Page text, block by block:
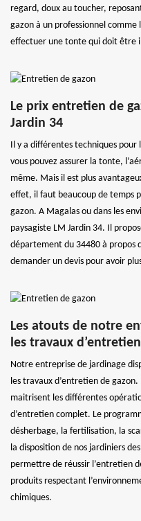
regard, doux au toucher,
gazon à un professionnel
effectuer une tonte qui doit être
Le prix entretien de
Jardin 34
Il y a différentes techniques pour
vous pouvez assurer la tonte,
même. Mais il est plus
effet, il faut beaucoup de temps
gazon. A Magalas ou dans les
paysagiste LM Jardin 34. Il
département du 34480 à propos
demander un devis pour avoir
Les atouts de notre
les travaux
Notre entreprise de jardinage
les travaux d’entretien de
maitrisent les différentes
d’entretien complet. Le
désherbage, la fertilisation, la
la disposition de nos jardiniers
permettre de réussir l’entretien
produits respectant
chimiques.